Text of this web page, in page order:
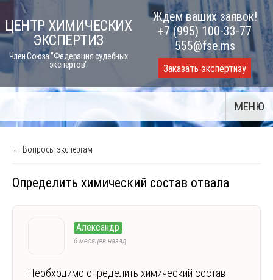
Skip
to
content
ЦЕНТР ХИМИЧЕСКИХ
ЭКСПЕРТИЗ
Член Союза "Федерация судебных
экспертов"
Ждем ваших заявок!
+7 (995) 100-33-77
555@fse.ms
Заказать экспертизу
МЕНЮ
← Вопросы экспертам
Определить химический состав отвала
Александр
6 месяцев назад
Необходимо определить химический состав